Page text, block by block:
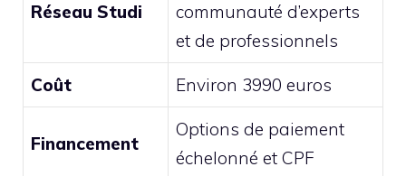
Réseau Studi
communauté d’experts
et de professionnels
Coût Environ 3990 euros
Financement
Options de paiement
échelonné et CPF